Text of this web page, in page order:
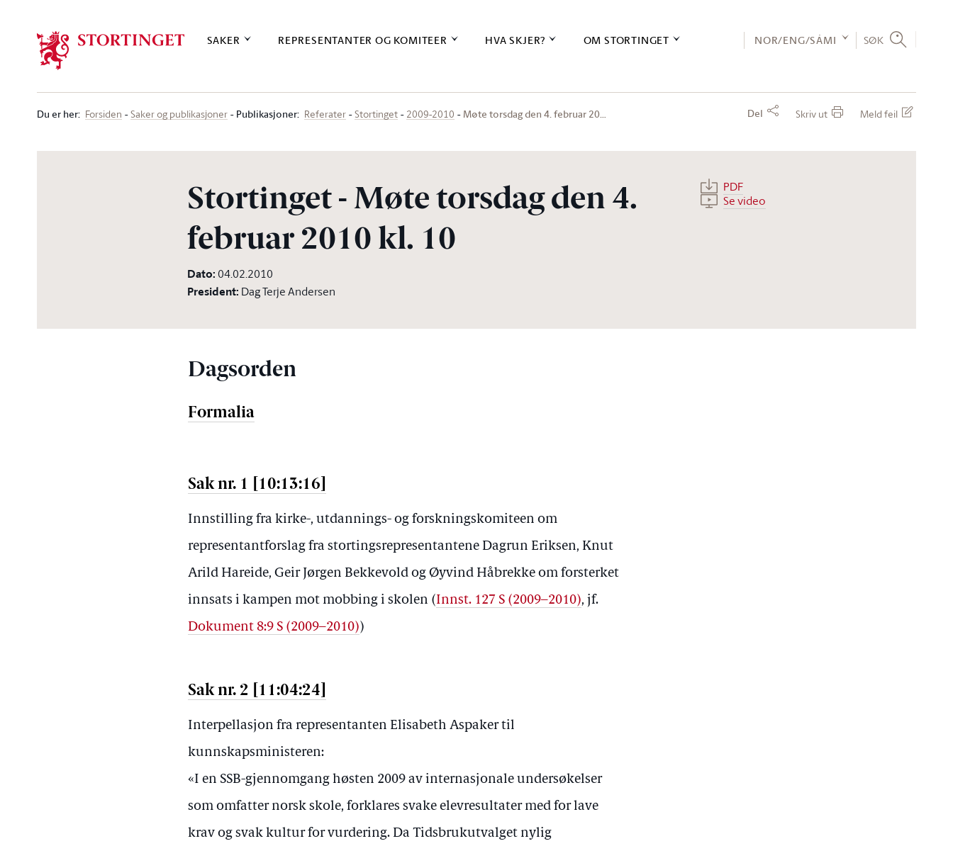
SAKER REPRESENTANTER OG KOMITEER HVA SKJER? OM STORTINGET NOR/ENG/SÁMI SØK
Du er her: Forsiden Saker og publikasjoner Publikasjoner: Referater Stortinget 2009-2010 Møte torsdag den 4. februar 20… Del Skriv ut Meld feil
Stortinget - Møte torsdag den 4.
februar 2010 kl. 10
Dato:04.02.2010
President: Dag Terje Andersen
PDF
Se video
Dagsorden
Formalia
Sak nr. 1 [10:13:16]
Innstilling fra kirke-, utdannings- og forskningskomiteen om
representantforslag fra stortingsrepresentantene Dagrun Eriksen, Knut
Arild Hareide, Geir Jørgen Bekkevold og Øyvind Håbrekke om forsterket
innsats i kampen mot mobbing i skolen (Innst. 127 S (2009–2010), jf.
Dokument 8:9 S (2009–2010))
Sak nr. 2 [11:04:24]
Interpellasjon fra representanten Elisabeth Aspaker til
kunnskapsministeren:
«I en SSB-gjennomgang høsten 2009 av internasjonale undersøkelser
som omfatter norsk skole, forklares svake elevresultater med for lave
krav og svak kultur for vurdering. Da Tidsbrukutvalget nylig